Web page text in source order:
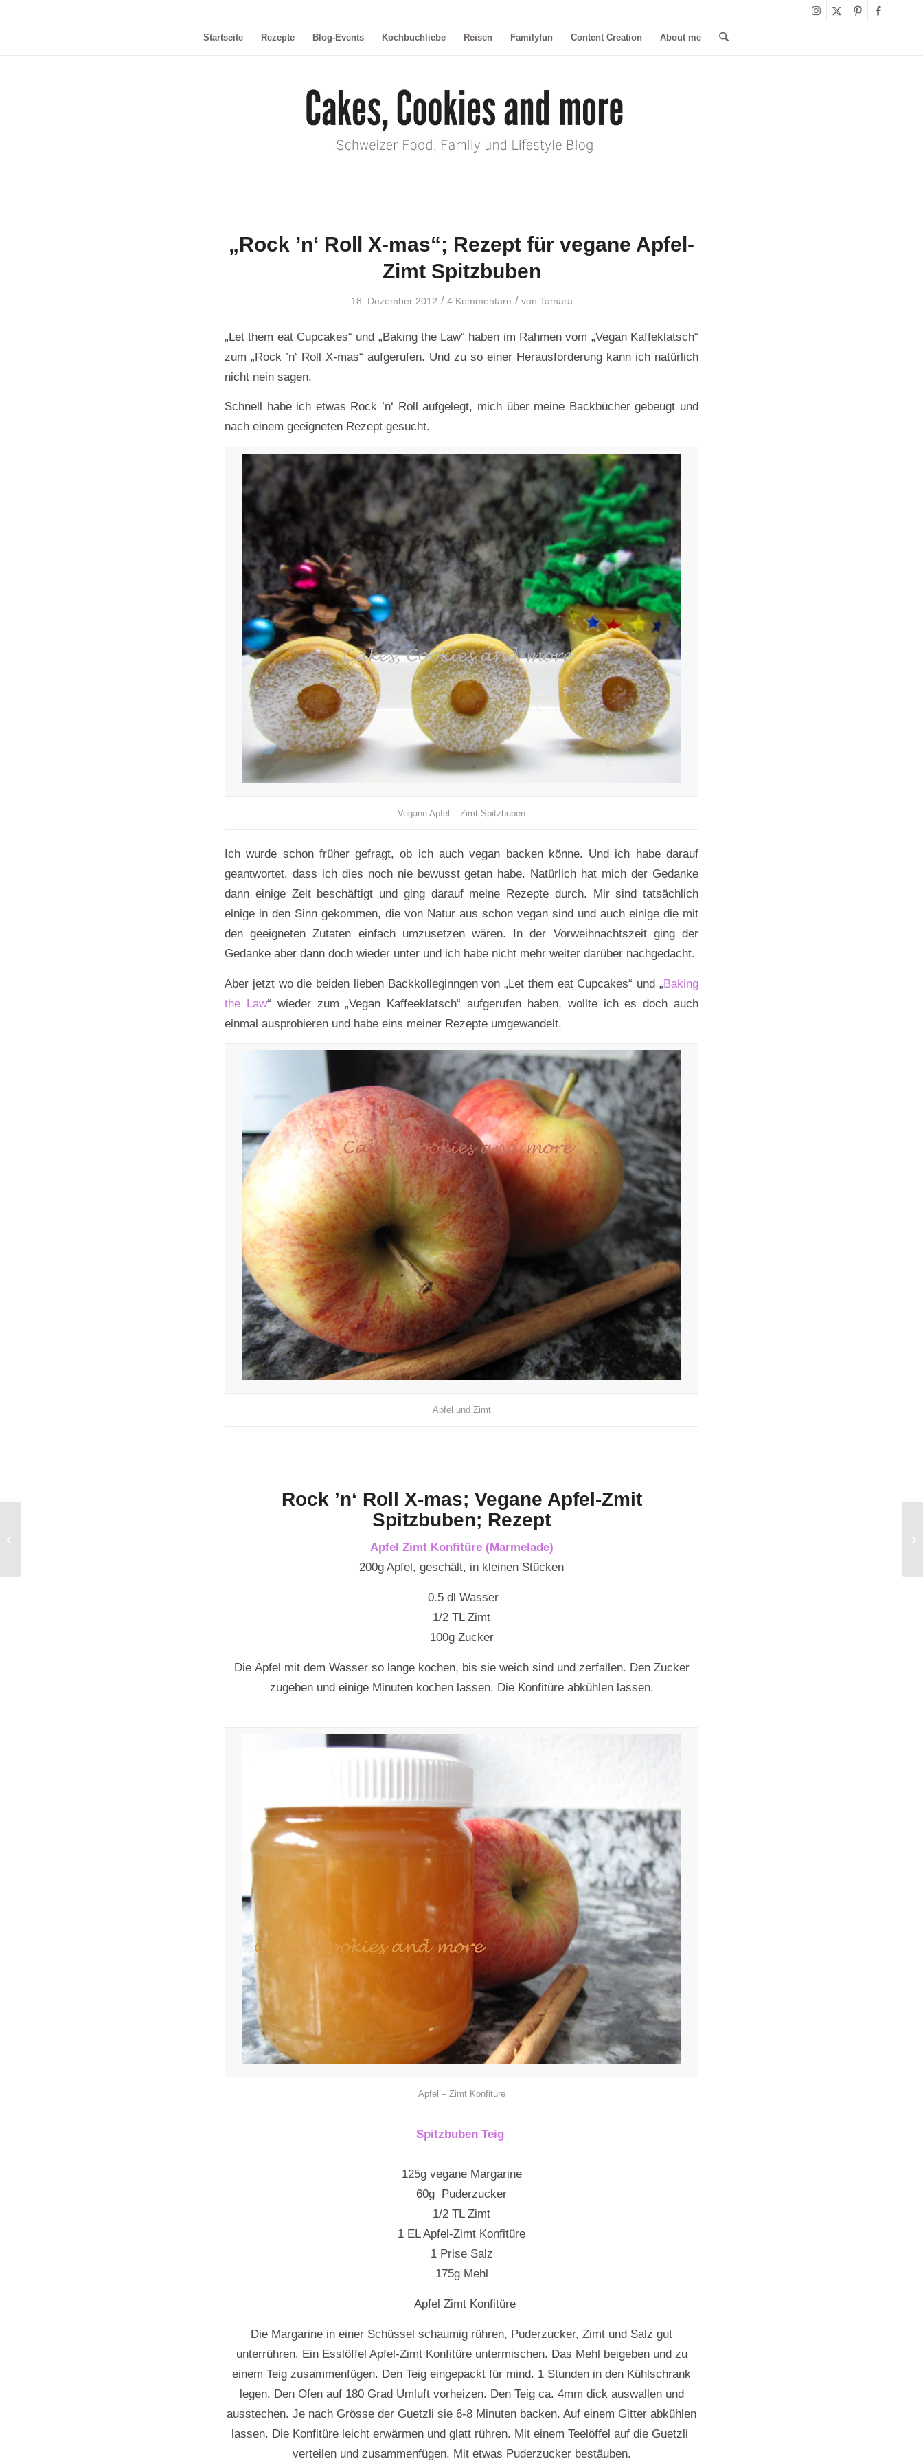
Startseite Rezepte Blog-Events Kochbuchliebe Reisen Familyfun Content Creation About me
„Rock ’n‘ Roll X-mas“; Rezept für vegane Apfel-
Zimt Spitzbuben
18. Dezember 2012 / 4 Kommentare / von Tamara
„Let them eat Cupcakes“ und „Baking the Law“ haben im Rahmen vom „Vegan Kaffeklatsch“
zum „Rock ’n‘ Roll X-mas“ aufgerufen. Und zu so einer Herausforderung kann ich natürlich
nicht nein sagen.
Schnell habe ich etwas Rock ’n‘ Roll aufgelegt, mich über meine Backbücher gebeugt und
nach einem geeigneten Rezept gesucht.
Vegane Apfel – Zimt Spitzbuben
Ich wurde schon früher gefragt, ob ich auch vegan backen könne. Und ich habe darauf
geantwortet, dass ich dies noch nie bewusst getan habe. Natürlich hat mich der Gedanke
dann einige Zeit beschäftigt und ging darauf meine Rezepte durch. Mir sind tatsächlich
einige in den Sinn gekommen, die von Natur aus schon vegan sind und auch einige die mit
den geeigneten Zutaten einfach umzusetzen wären. In der Vorweihnachtszeit ging der
Gedanke aber dann doch wieder unter und ich habe nicht mehr weiter darüber nachgedacht.
Aber jetzt wo die beiden lieben Backkolleginngen von „Let them eat Cupcakes“ und „Baking
the Law“ wieder zum „Vegan Kaffeeklatsch“ aufgerufen haben, wollte ich es doch auch
einmal ausprobieren und habe eins meiner Rezepte umgewandelt.
Äpfel und Zimt
Rock ’n‘ Roll X-mas; Vegane Apfel-Zmit
Spitzbuben; Rezept
Apfel Zimt Konfitüre (Marmelade)
200g Apfel, geschält, in kleinen Stücken
0.5 dl Wasser
1/2 TL Zimt
100g Zucker
Die Äpfel mit dem Wasser so lange kochen, bis sie weich sind und zerfallen. Den Zucker
zugeben und einige Minuten kochen lassen. Die Konfitüre abkühlen lassen.
Apfel – Zimt Konfitüre
Spitzbuben Teig
125g vegane Margarine
60g Puderzucker
1/2 TL Zimt
1 EL Apfel-Zimt Konfitüre
1 Prise Salz
175g Mehl
Apfel Zimt Konfitüre
Die Margarine in einer Schüssel schaumig rühren, Puderzucker, Zimt und Salz gut
unterrühren. Ein Esslöffel Apfel-Zimt Konfitüre untermischen. Das Mehl beigeben und zu
einem Teig zusammenfügen. Den Teig eingepackt für mind. 1 Stunden in den Kühlschrank
legen. Den Ofen auf 180 Grad Umluft vorheizen. Den Teig ca. 4mm dick auswallen und
ausstechen. Je nach Grösse der Guetzli sie 6-8 Minuten backen. Auf einem Gitter abkühlen
lassen. Die Konfitüre leicht erwärmen und glatt rühren. Mit einem Teelöffel auf die Guetzli
verteilen und zusammenfügen. Mit etwas Puderzucker bestäuben.